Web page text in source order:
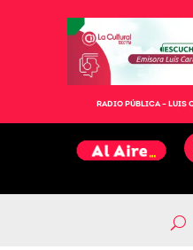
RADIO PÚBLICA – LUIS